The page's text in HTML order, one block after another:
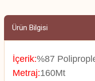
Ürün Bilgisi
İçerik:%87
Metraj:160Mt